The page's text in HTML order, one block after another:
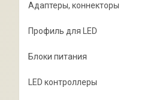
Адаптеры, коннекторы
Профиль для LED
Блоки питания
LED контроллеры